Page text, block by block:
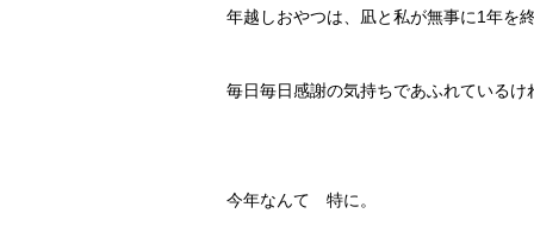
年越しおやつは、凪と私が無事に1年を
毎日毎日感謝の気持ちであふれている
今年なんて 特に。